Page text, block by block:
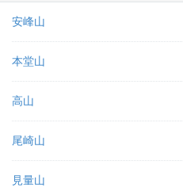
安峰山
本堂山
高山
尾崎山
見量山